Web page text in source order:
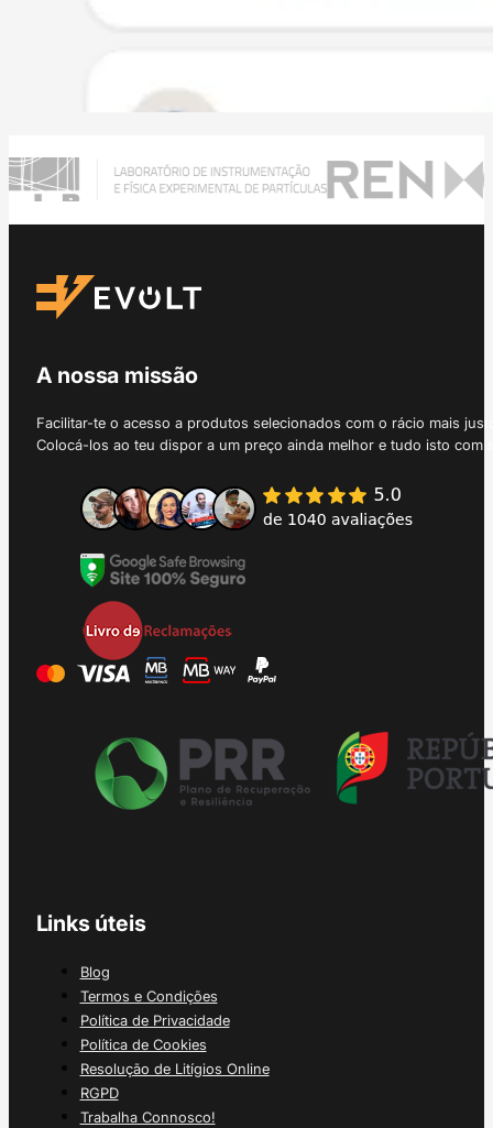
A nossa missão
Facilitar-te o acesso a produtos selecionados com o rácio mais
Colocá-los ao teu dispor a um preço ainda melhor e tudo isto
Links úteis
Blog
Termos e Condições
Política de Privacidade
Política de Cookies
Resolução de Litígios Online
RGPD
Trabalha Connosco!